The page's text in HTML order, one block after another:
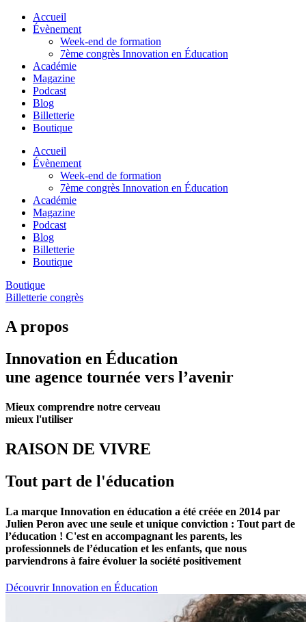
Accueil
Évènement
Week-end de formation
7ème congrès Innovation en Éducation
Académie
Magazine
Podcast
Blog
Billetterie
Boutique
Accueil
Évènement
Week-end de formation
7ème congrès Innovation en Éducation
Académie
Magazine
Podcast
Blog
Billetterie
Boutique
Boutique
Billetterie congrès
A propos
Innovation en Éducation
une agence tournée vers l’avenir
Mieux comprendre notre cerveau
mieux l'utiliser
RAISON DE VIVRE
Tout part de l'éducation
La marque Innovation en éducation a été créée en 2014 par
Julien Peron avec une seule et unique conviction : Tout part de
l’éducation ! C'est en accompagnant les parents, les
professionnels de l’éducation et les enfants, que nous
parviendrons à faire évoluer la société positivement
Découvrir Innovation en Éducation